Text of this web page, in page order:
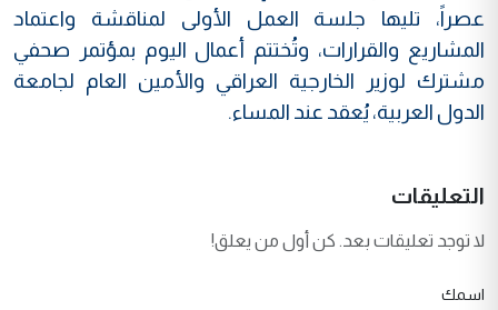
عصراً، تليها جلسة العمل الأولى لمناقشة واعتماد
المشاريع والقرارات، وتُختتم أعمال اليوم بمؤتمر صحفي
مشترك لوزير الخارجية العراقي والأمين العام لجامعة
الدول العربية، يُعقد عند المساء.
التعليقات
لا توجد تعليقات بعد. كن أول من يعلق!
اسمك